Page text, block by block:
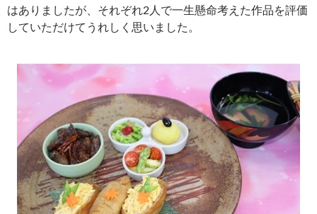
はありましたが、それぞれ2人で一生懸命考えた作品を評価
していただけてうれしく思いました。